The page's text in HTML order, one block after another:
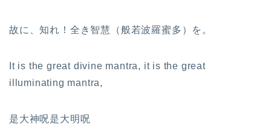
故に、知れ！全き智慧（般若波羅蜜多）を。
It is the great divine mantra, it is the great
illuminating mantra,
是大神呪是大明呪